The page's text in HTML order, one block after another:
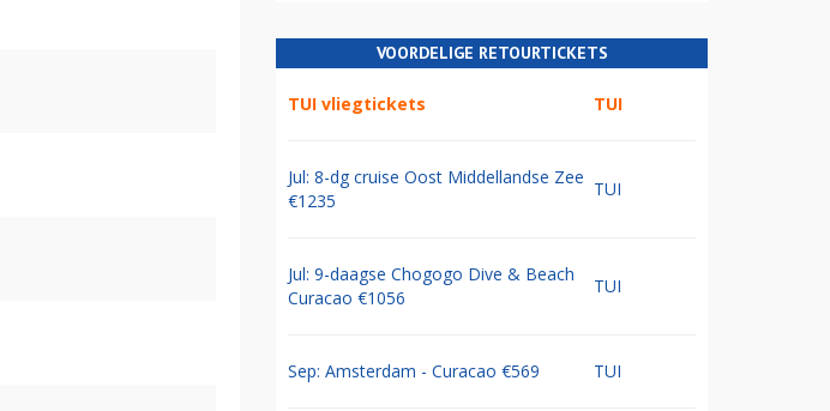
VOORDELIGE RETOURTICKETS
TUI vliegtickets TUI
Jul: 8-dg cruise Oost Middellandse Zee
€1235
TUI
Jul: 9-daagse Chogogo Dive & Beach
Curacao €1056
TUI
Sep: Amsterdam - Curacao €569 TUI